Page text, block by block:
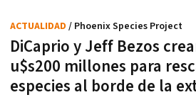
DiCaprio y Jeff Bezos
u$s200 millones para
especies al borde de la
ACTUALIDAD / Phoenix Species Project